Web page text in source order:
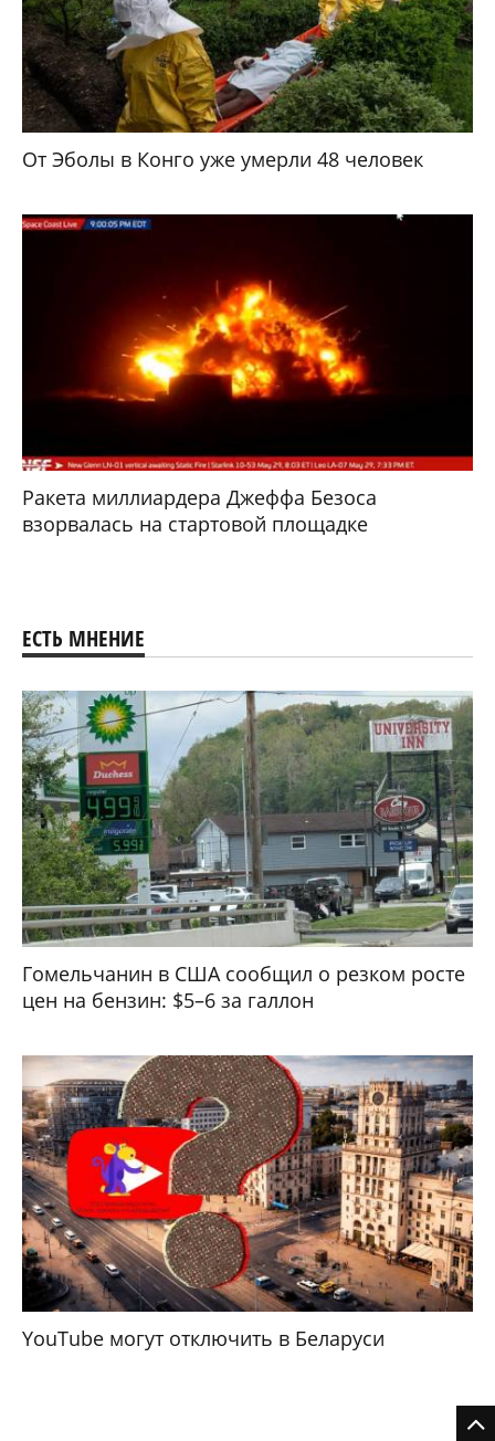
От Эболы в Конго уже умерли 48 человек
Ракета миллиардера Джеффа Безоса
взорвалась на стартовой площадке
ЕСТЬ МНЕНИЕ
Гомельчанин в США сообщил о резком росте
цен на бензин: $5–6 за галлон
YouTube могут отключить в Беларуси